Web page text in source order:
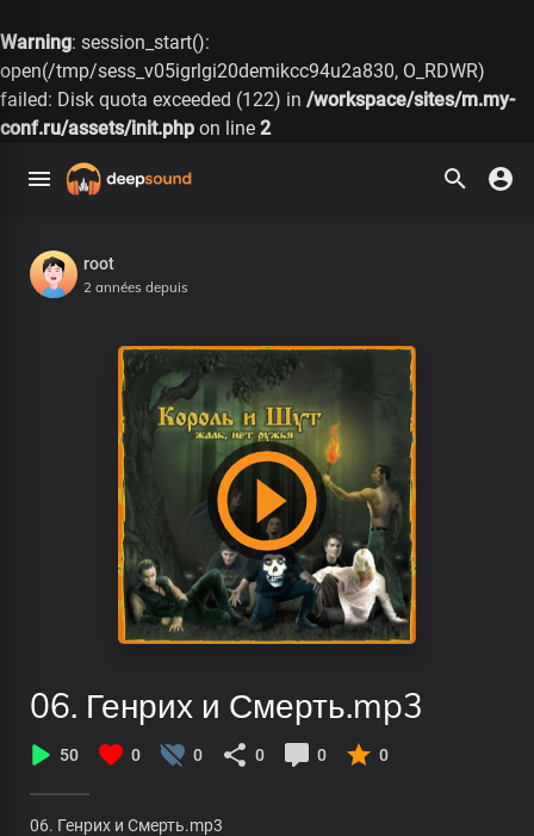
Warning: session_start():
open(/tmp/sess_v05igrlgi20demikcc94u2a830, O_RDWR)
failed: Disk quota exceeded (122) in /workspace/sites/m.my-
conf.ru/assets/init.php on line 2
root
2 années depuis
06. Генрих и Смерть.mp3
50 0 0 0 0 0
06. Генрих и Смерть.mp3